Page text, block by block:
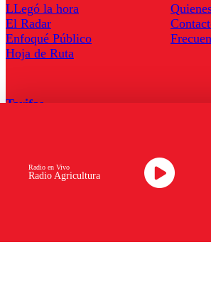
Radio Agricultura
Radio en Vivo
LLegó la hora
El Radar
Enfoqué Público
Hoja de Ruta
Tarifas
Descarga la